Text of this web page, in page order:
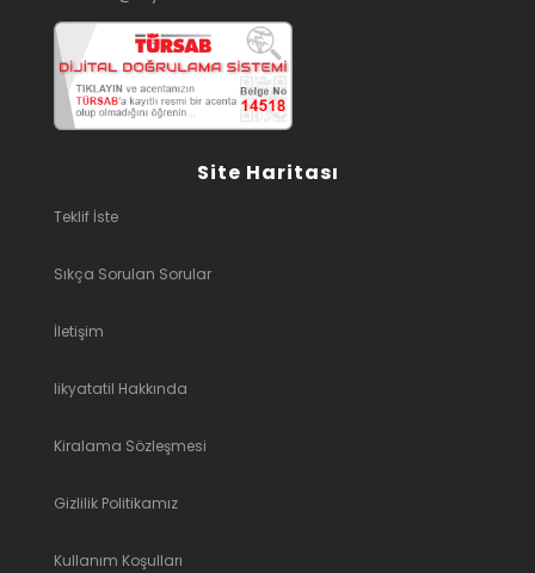
Site Haritası
Teklif İste
Sıkça Sorulan Sorular
İletişim
likyatatil Hakkında
Kiralama Sözleşmesi
Gizlilik Politikamız
Kullanım Koşulları